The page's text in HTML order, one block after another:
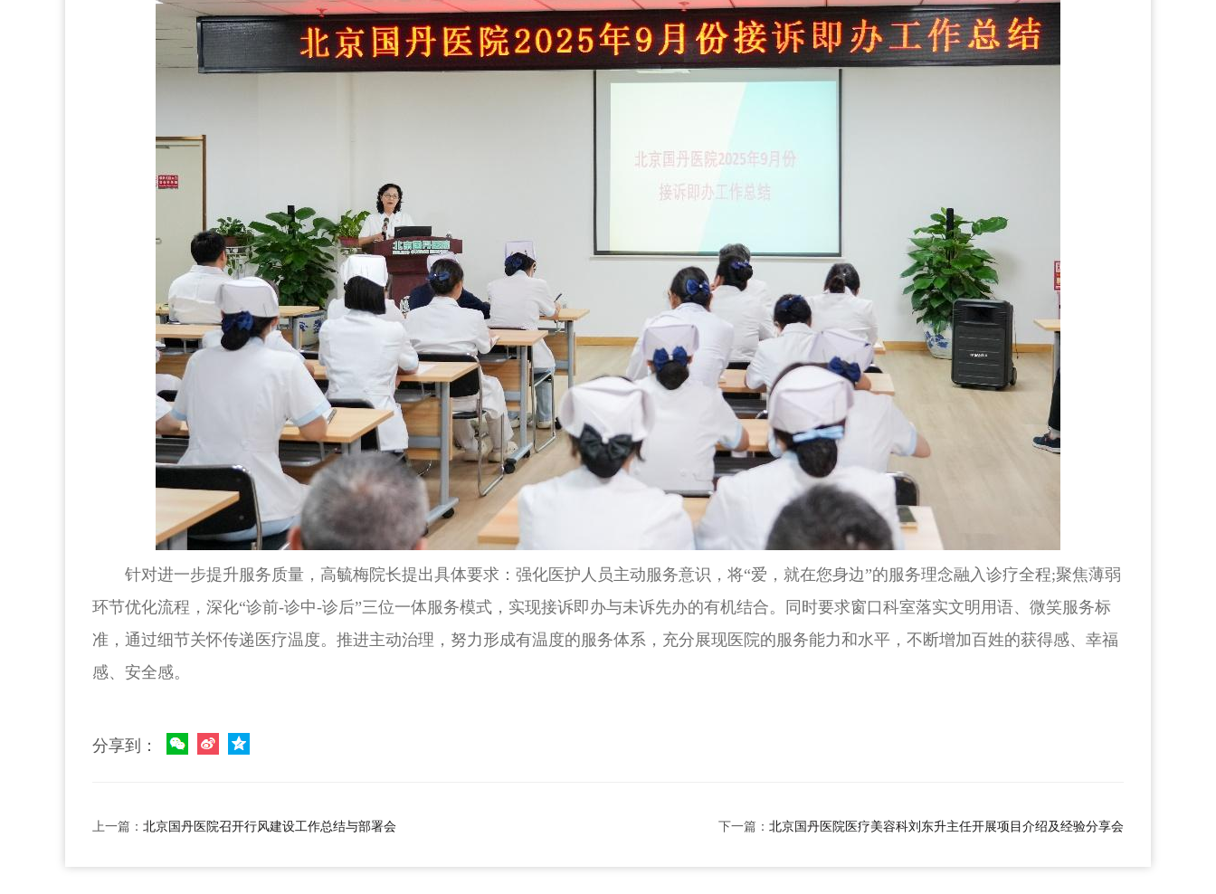
针对进一步提升服务质量，高毓梅院长提出具体要求：强化医护人员主动服务意识，将“爱，就在您身边”的服务理念融入诊疗全程;聚焦薄弱
环节优化流程，深化“诊前-诊中-诊后”三位一体服务模式，实现接诉即办与未诉先办的有机结合。同时要求窗口科室落实文明用语、微笑服务标
准，通过细节关怀传递医疗温度。推进主动治理，努力形成有温度的服务体系，充分展现医院的服务能力和水平，不断增加百姓的获得感、幸福
感、安全感。
分享到：
上一篇： 北京国丹医院召开行风建设工作总结与部署会 下一篇： 北京国丹医院医疗美容科刘东升主任开展项目介绍及经验分享会